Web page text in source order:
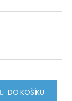
DO KOŠÍKU